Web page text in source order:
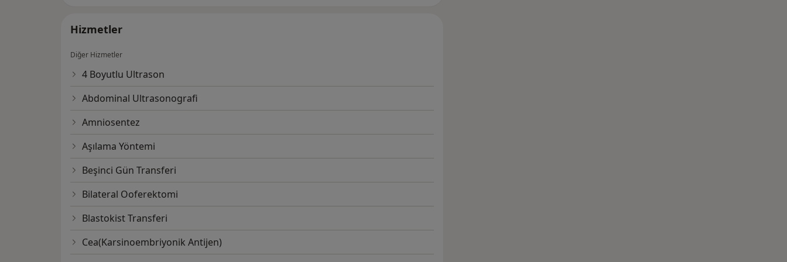
Hizmetler
Diğer Hizmetler
4 Boyutlu Ultrason
Abdominal Ultrasonografi
Amniosentez
Aşılama Yöntemi
Beşinci Gün Transferi
Bilateral Ooferektomi
Blastokist Transferi
Cea(Karsinoembriyonik Antijen)